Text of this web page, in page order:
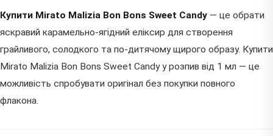
Купити Mirato Malizia Bon Bons Sweet Candy — це обрати
яскравий карамельно-ягідний еліксир для створення
грайливого, солодкого та по-дитячому щирого образу. Купити
Mirato Malizia Bon Bons Sweet Candy у розпив від 1 мл — це
можливість спробувати оригінал без покупки повного
флакона.